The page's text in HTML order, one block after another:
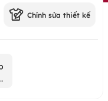
Chỉnh sửa thiết kế